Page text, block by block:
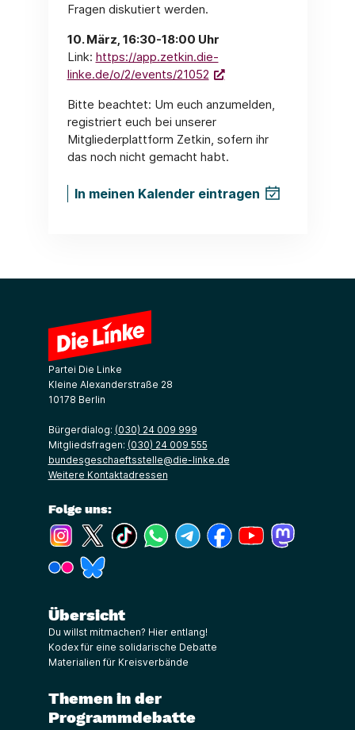
Fragen diskutiert werden.
10. März, 16:30-18:00 Uhr
Link: https://app.zetkin.die-
linke.de/o/2/events/21052
Bitte beachtet: Um euch anzumelden,
registriert euch bei unserer
Mitgliederplattform Zetkin, sofern ihr
das noch nicht gemacht habt.
In meinen Kalender eintragen
Partei Die Linke
Kleine Alexanderstraße 28
10178 Berlin
Bürgerdialog: (030) 24 009 999
Mitgliedsfragen: (030) 24 009 555
bundesgeschaeftsstelle@die-linke.de
Weitere Kontaktadressen
Folge uns:
(Link öffnet ein neues Fenster)
(Link öffnet ein neues Fenster)
(Link öffnet ein neues Fenster)
(Link öffnet ein neues Fenster)
(Link öffnet ein neues Fenster)
(Link öffnet ein neues
(Link öffnet ein
(Link öffnet ein neues Fenster)
Übersicht
Du willst mitmachen? Hier entlang!
Kodex für eine solidarische Debatte
Materialien für Kreisverbände
Themen in der
Programmdebatte